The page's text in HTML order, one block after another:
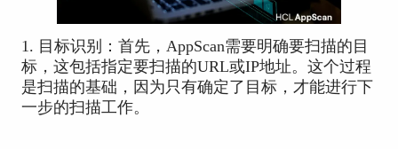
1. 目标识别：首先，AppScan需要明确要扫描的目
标，这包括指定要扫描的URL或IP地址。这个过程
是扫描的基础，因为只有确定了目标，才能进行下
一步的扫描工作。